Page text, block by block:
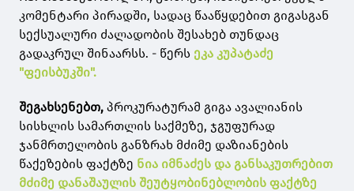
კომენტარი პირადში, სადაც წააწყდებით გიგასგან
სექსუალური ძალადობის შესახებ თუნდაც
გადაკრულ შინაარსს. - წერს ეკა კუპატაძე
"ფეისბუკში".
შეგახსენებთ, პროკურატურამ გიგა ავალიანის
სისხლის სამართლის საქმეზე, ჯგუფურად
ჯანმრთელობის განზრახ მძიმე დაზიანების
წაქეზების ფაქტზე ნია იმნაძეს და განსაკუთრებით
მძიმე დანაშაულის შეუტყობინებლობის ფაქტზე